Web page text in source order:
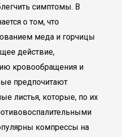
симптомы. В
о том, что
меда и горчицы
действие,
кровообращения и
предпочитают
листья, которые, по их
компрессы на